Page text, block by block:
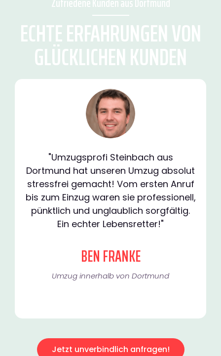
ECHTE ERFAHRUNGEN VON
GLÜCKLICHEN KUNDEN
"Umzugsprofi Steinbach aus
Dortmund hat unseren Umzug absolut
stressfrei gemacht! Vom ersten Anruf
bis zum Einzug waren sie professionell,
pünktlich und unglaublich sorgfältig.
Ein echter Lebensretter!"
BEN FRANKE
Umzug innerhalb von Dortmund​
Jetzt unverbindlich anfragen!